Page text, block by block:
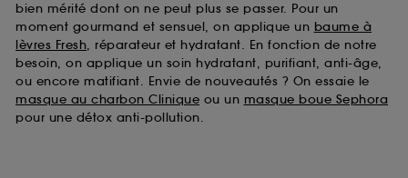
bien mérité dont on ne peut plus se passer. Pour un
moment gourmand et sensuel, on applique un baume à
lèvres Fresh, réparateur et hydratant. En fonction de notre
besoin, on applique un soin hydratant, purifiant, anti-âge,
ou encore matifiant. Envie de nouveautés ? On essaie le
masque au charbon Clinique ou un masque boue Sephora
pour une détox anti-pollution.